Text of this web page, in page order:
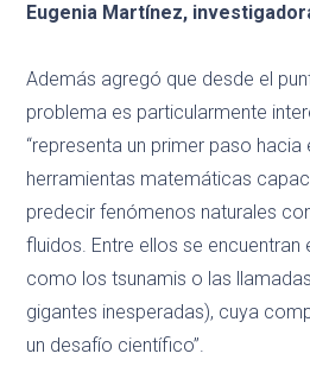
Eugenia Martínez,
Además agregó que desde el
problema es particularmente
“representa un primer paso hacia
herramientas matemáticas
predecir fenómenos naturales
fluidos. Entre ellos se
como los tsunamis o las
gigantes inesperadas), cuya
un desafío científico”.